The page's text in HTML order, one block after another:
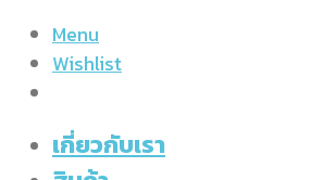
Menu
Wishlist
เกี่ยวกับเรา